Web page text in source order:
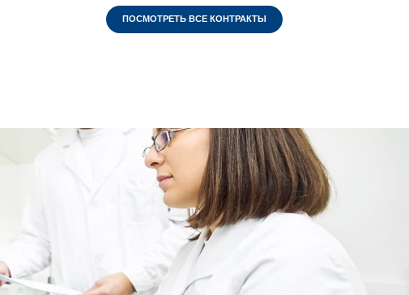
ПОСМОТРЕТЬ ВСЕ КОНТРАКТЫ